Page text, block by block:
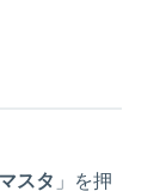
マスタ 」を押